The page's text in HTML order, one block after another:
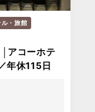
ル・旅館
アコーホテ
年休115日